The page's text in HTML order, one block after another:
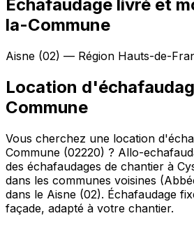
Échafaudage livré et
la-Commune
Aisne (02) — Région Hauts-de-
Location
Commune
Vous cherchez une location
Commune (02220) ? Allo-
des échafaudages de chantier à
dans les communes voisines
dans le Aisne (02). Échafaudage
façade, adapté à votre chantier.